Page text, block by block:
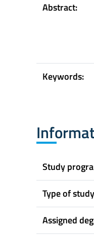
Abstract:
Keywords:
Study
Type of
Assigned